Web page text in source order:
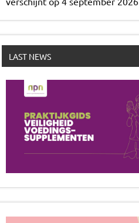
LAST NEWS